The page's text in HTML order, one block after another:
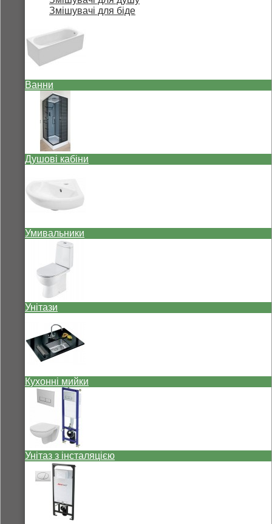
Змішувачі для біде
Ванни
Душові кабіни
Умивальники
Унітази
Кухонні мийки
Унітаз з інсталяцією